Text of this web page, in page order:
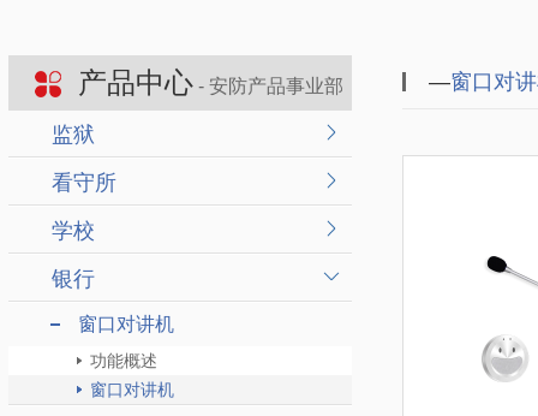
产品中心 - 安防产品事业部
监狱
看守所
学校
银行
窗口对讲机
功能概述
窗口对讲机
—窗口对